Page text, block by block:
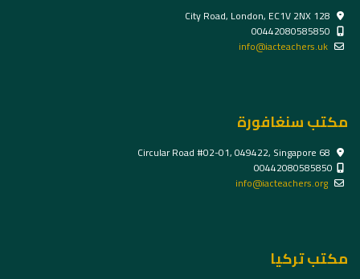
info@iacteachers.uk
مكتب سنغافورة
00442080585850
info@iacteachers.org
مكتب تركيا